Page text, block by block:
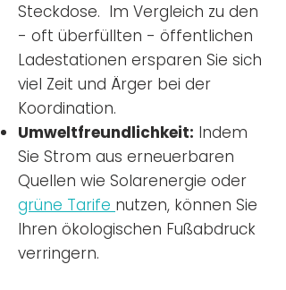
Steckdose. Im Vergleich zu den
- oft überfüllten - öffentlichen
Ladestationen ersparen Sie sich
viel Zeit und Ärger bei der
Koordination.
Umweltfreundlichkeit: Indem
Sie Strom aus erneuerbaren
Quellen wie Solarenergie oder
grüne Tarife nutzen, können Sie
Ihren ökologischen Fußabdruck
verringern.